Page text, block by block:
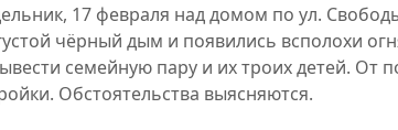
17 февраля над домом по ул.
чёрный дым и появились всполохи
семейную пару и их троих детей. От
Обстоятельства выясняются.